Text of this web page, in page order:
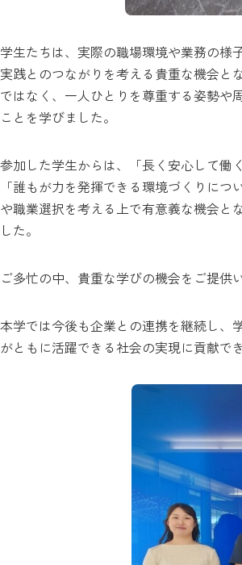
学生たちは、実際の職場環境や業務の様
実践とのつながりを考える貴重な機会と
ではなく、一人ひとりを尊重する姿勢や
ことを学びました。
参加した学生からは、「長く安心して働
「誰もが力を発揮できる環境づくりに
や職業選択を考える上で有意義な機会と
した。
ご多忙の中、貴重な学びの機会をご提供
本学では今後も企業との連携を継続し、
がともに活躍できる社会の実現に貢献で